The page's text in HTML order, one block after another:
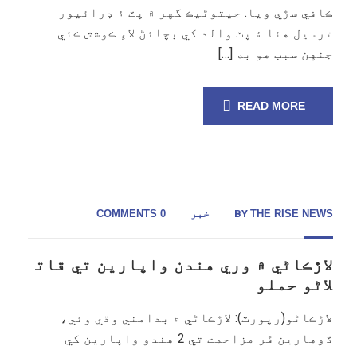
ڪافي سڙي ويا. جيتوڻيڪ گهر ۾ پٽ ۽ ڊرائيور
ترسيل هئا ۽ پٽ والد کي بچائڻ لاءِ ڪوشش ڪئي
جنهن سبب هو به […]
READ MORE
BY THE RISE NEWS خبر 0 COMMENTS
لاڙڪاڻي ۾ وري هندن واپارين تي قات
لاڻو حملو
لاڙڪاڻو(رپورٽ): لاڙڪاڻي ۾ بدامني وڌي وئي،
ڏوهارين ڦر مزاحمت تي 2 هندو واپارين کي